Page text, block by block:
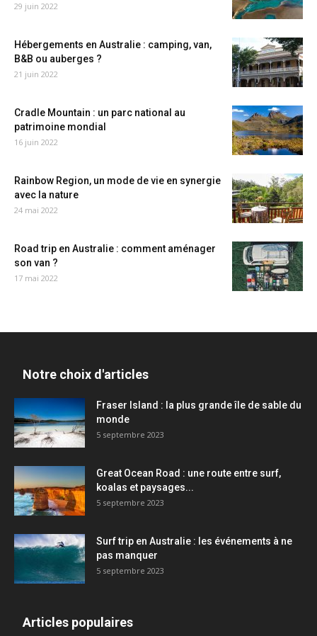
29 juin 2022
Hébergements en Australie : camping, van,
B&B ou auberges ?
21 juin 2022
Cradle Mountain : un parc national au
patrimoine mondial
16 juin 2022
Rainbow Region, un mode de vie en synergie
avec la nature
24 mai 2022
Road trip en Australie : comment aménager
son van ?
17 mai 2022
Notre choix d'articles
Fraser Island : la plus grande île de sable du
monde
5 septembre 2023
Great Ocean Road : une route entre surf,
koalas et paysages...
5 septembre 2023
Surf trip en Australie : les événements à ne
pas manquer
5 septembre 2023
Articles populaires